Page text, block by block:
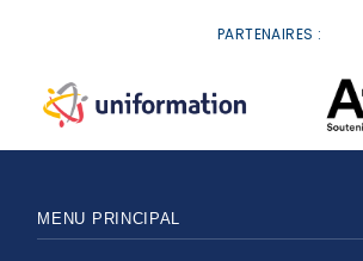
PARTENAIRES :
MENU PRINCIPAL